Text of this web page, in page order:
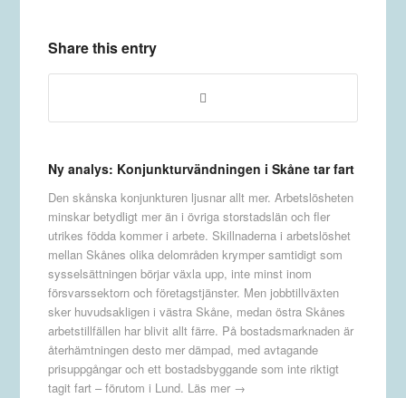
Share this entry
Ny analys: Konjunkturvändningen i Skåne tar fart
Den skånska konjunkturen ljusnar allt mer. Arbetslösheten
minskar betydligt mer än i övriga storstadslän och fler
utrikes födda kommer i arbete. Skillnaderna i arbetslöshet
mellan Skånes olika delområden krymper samtidigt som
sysselsättningen börjar växla upp, inte minst inom
försvarssektorn och företagstjänster. Men jobbtillväxten
sker huvudsakligen i västra Skåne, medan östra Skånes
arbetstillfällen har blivit allt färre. På bostadsmarknaden är
återhämtningen desto mer dämpad, med avtagande
prisuppgångar och ett bostadsbyggande som inte riktigt
tagit fart – förutom i Lund. Läs mer →